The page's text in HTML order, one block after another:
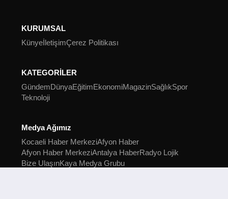
KURUMSAL
KünyeİletişimÇerez Politikası
KATEGORİLER
GündemDünyaEğitimEkonomiMagazinSağlıkSpor
Teknoloji
Medya Ağımız
Kocaeli Haber MerkeziAfyon Haber
Afyon Haber MerkeziAntalya HaberRadyo Lojik
Bize UlaşınKaya Medya Grubu